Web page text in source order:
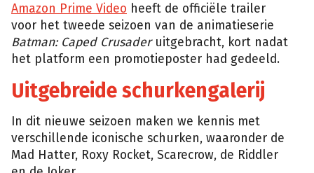
Amazon Prime Video heeft de officiële trailer
voor het tweede seizoen van de animatieserie
Batman: Caped Crusaderuitgebracht, kort nadat
het platform een promotieposter had gedeeld.
Uitgebreide schurkengalerij
In dit nieuwe seizoen maken we kennis met
verschillende iconische schurken, waaronder de
Mad Hatter, Roxy Rocket, Scarecrow, de Riddler